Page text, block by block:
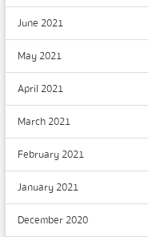
June 2021
May 2021
April 2021
March 2021
February 2021
January 2021
December 2020